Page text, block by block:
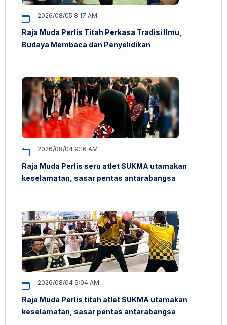
2026/08/05 8:17 AM
Raja Muda Perlis Titah Perkasa Tradisi Ilmu,
Budaya Membaca dan Penyelidikan
2026/08/04 9:16 AM
Raja Muda Perlis seru atlet SUKMA utamakan
keselamatan, sasar pentas antarabangsa
2026/08/04 9:04 AM
Raja Muda Perlis titah atlet SUKMA utamakan
keselamatan, sasar pentas antarabangsa